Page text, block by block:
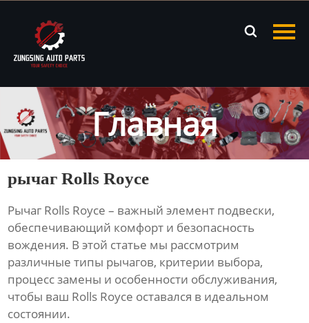

Продукция
Новости
О нас
Контакты
Главная
рычаг Rolls Royce
Рычаг Rolls Royce – важный элемент подвески,
обеспечивающий комфорт и безопасность
вождения. В этой статье мы рассмотрим
различные типы рычагов, критерии выбора,
процесс замены и особенности обслуживания,
чтобы ваш Rolls Royce оставался в идеальном
состоянии.